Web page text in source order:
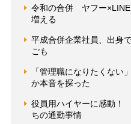
令和の合併 ヤフー×LINE
増える
平成合併企業社員、出身
ごも
「管理職になりたくな
か本音を探った
役員用ハイヤーに感動！
ちの通勤事情